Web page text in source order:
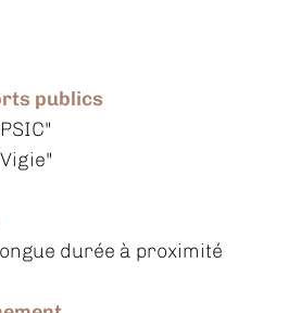
publics
durée à proximité